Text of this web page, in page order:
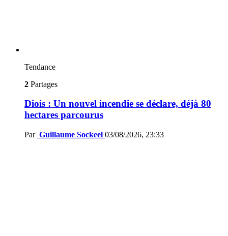
Tendance
2 Partages
Diois : Un nouvel incendie se déclare, déjà 80
hectares parcourus
Par Guillaume Sockeel 03/08/2026, 23:33